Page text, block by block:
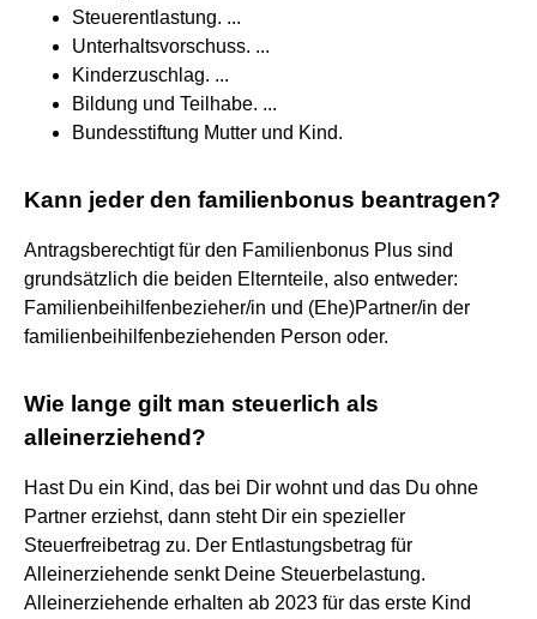
Steuerentlastung. ...
Unterhaltsvorschuss. ...
Kinderzuschlag. ...
Bildung und Teilhabe. ...
Bundesstiftung Mutter und Kind.
Kann jeder den familienbonus beantragen?
Antragsberechtigt für den Familienbonus Plus sind
grundsätzlich die beiden Elternteile, also entweder:
Familienbeihilfenbezieher/in und (Ehe)Partner/in der
familienbeihilfenbeziehenden Person oder.
Wie lange gilt man steuerlich als
alleinerziehend?
Hast Du ein Kind, das bei Dir wohnt und das Du ohne
Partner erziehst, dann steht Dir ein spezieller
Steuerfreibetrag zu. Der Entlastungsbetrag für
Alleinerziehende senkt Deine Steuerbelastung.
Alleinerziehende erhalten ab 2023 für das erste Kind